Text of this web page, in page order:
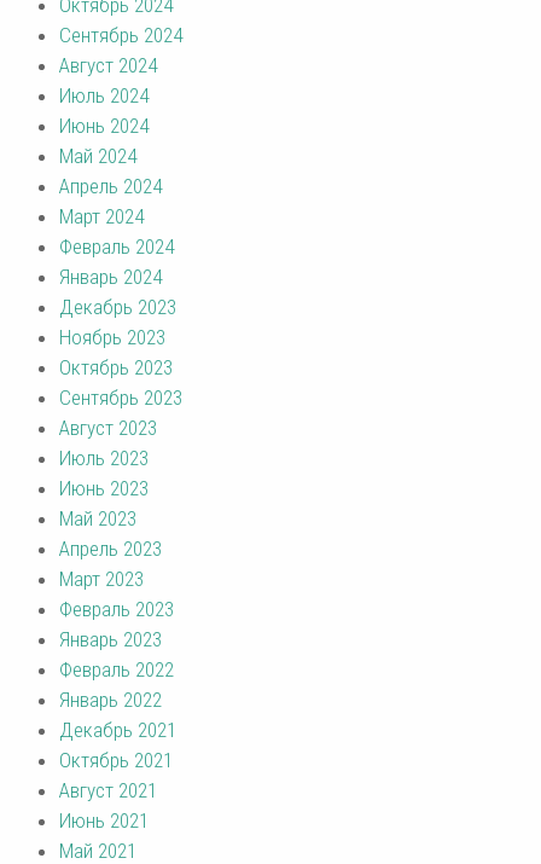
Сентябрь 2024
Август 2024
Июль 2024
Июнь 2024
Май 2024
Апрель 2024
Март 2024
Февраль 2024
Январь 2024
Декабрь 2023
Ноябрь 2023
Октябрь 2023
Сентябрь 2023
Август 2023
Июль 2023
Июнь 2023
Май 2023
Апрель 2023
Март 2023
Февраль 2023
Январь 2023
Февраль 2022
Январь 2022
Декабрь 2021
Октябрь 2021
Август 2021
Июнь 2021
Май 2021